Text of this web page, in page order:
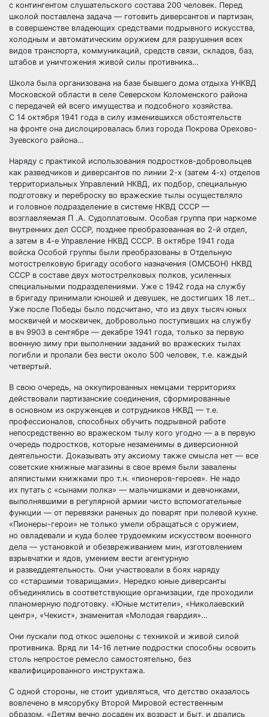
с контингентом слушательского состава 200 человек. Перед
школой поставлена задача — готовить диверсантов и партизан,
в совершенстве владеющих средствами подрывного искусства,
холодным и автоматическим оружием для разрушения всех
видов транспорта, коммуникаций, средств связи, складов, баз,
штабов и уничтожения живой силы противника…
Школа была организована на базе бывшего дома отдыха УНКВД
Московской области в селе Северском Коломенского района
с передачей ей всего имущества и подсобного хозяйства.
С 14 октября 1941 года в силу изменившихся обстоятельств
на фронте она дислоцировалась близ города Покрова Орехово-
Зуевского района…
Наряду с практикой использования подростков-добровольцев
как разведчиков и диверсантов по линии 2-х (затем 4-х) отделов
территориальных Управлений НКВД, их подбор, специальную
подготовку и переброску во вражеские тылы осуществляло
и головное подразделение в системе НКВД СССР —
возглавляемая П .А. Судоплатовым. Особая группа при наркоме
внутренних дел СССР, позднее преобразованная во 2-й отдел,
а затем в 4-е Управление НКВД СССР. В октябре 1941 года
войска Особой группы были преобразованы в Отдельную
мотострелковую бригаду особого назначения (ОМСБОН) НКВД
СССР в составе двух мотострелковых полков, усиленных
специальными подразделениями. Уже с 1942 года на службу
в бригаду принимали юношей и девушек, не достигших 18 лет…
Уже после Победы было подсчитано, что из двух тысяч юных
москвичей и москвичек, добровольно поступивших на службу
в вч 9903 в сентябре — декабре 1941 года, только за первую
военную зиму при выполнении заданий во вражеских тылах
погибли и пропали без вести около 500 человек, т.е. каждый
четвертый.
В свою очередь, на оккупированных немцами территориях
действовали партизанские соединения, сформированные
в основном из окруженцев и сотрудников НКВД — т.е.
профессионалов, способных обучить подрывной работе
непосредственно во вражеском тылу кого угодно — а в первую
очередь подростков, которые незаменимы в диверсионной
деятельности. Доказывать эту аксиому также смысла нет — все
советские книжные магазины в свое время были завалены
аляпистыми книжками про т.н. «пионеров-героев». Не надо
их путать с «сынами полка» — мальчишками и девчонками,
выполнявшими в регулярной армии чисто вспомогательные
функции — от перевязки раненых до поварят при полевой кухне.
«Пионеры-герои» не только умели обращаться с оружием,
но овладевали и куда более трудоемким искусством военного
дела — установкой и обезвреживанием мин, изготовлением
взрывчатки и ядов, умением вести агентурную
и разведдеятельность. Они участвовали в боях наряду
со «старшими товарищами». Нередко юные диверсанты
объединялись в соответствующие организации, где проходили
планомерную подготовку. «Юные мстители», «Николаевский
центр», «Чекист», знаменитая «Молодая гвардия»…
Они пускали под откос эшелоны с техникой и живой силой
противника. Вряд ли 14-16 летние подростки способны освоить
столь непростое ремесло самостоятельно, без
квалифицированного инструктажа.
С одной стороны, не стоит удивляться, что детство оказалось
вовлечено в мясорубку Второй Мировой естественным
образом. «Детям вечно досаден их возраст и быт, и дрались